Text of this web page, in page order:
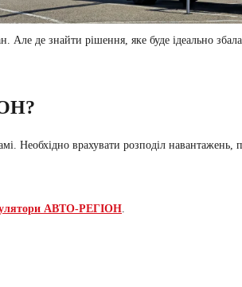
Але де знайти рішення, яке буде ідеально
Необхідно врахувати розподіл навантажень,
АВТО-РЕГІОН.